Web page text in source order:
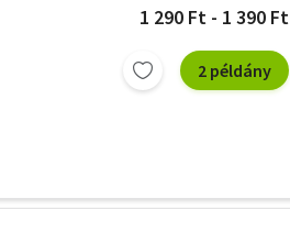
1 290 Ft - 1 390 Ft
2 példány